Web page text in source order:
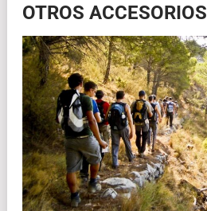
OTROS ACCESORIOS